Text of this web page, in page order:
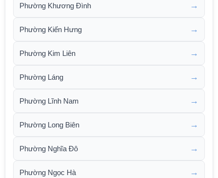
Phường Khương Đình →
Phường Kiến Hưng →
Phường Kim Liên →
Phường Láng →
Phường Lĩnh Nam →
Phường Long Biên →
Phường Nghĩa Đô →
Phường Ngọc Hà →